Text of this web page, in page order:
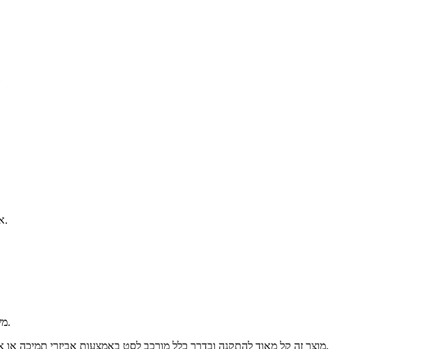
אנו מציעים אחריות ל-5 שנים וחיי מוצר של עד 10-20 שנים. אתם יכולים להשתמש במוצרים שלנו בביטחון.
RF-A5 משמש למערכת אחסון אנרגיה ביתית, אנו יכולים לספק סט מלא של פתרונות אחסון אנרגיה ביתיים.
מוצר זה קל מאוד להתקנה ובדרך כלל מורכב לסט באמצעות אביזרי תמיכה או ארונות המותאמים אישית במפעל שלנו. בהתאם לצרכים שלכם, ניתן להשתמש בו לסצנות פנים וחוץ שונות.